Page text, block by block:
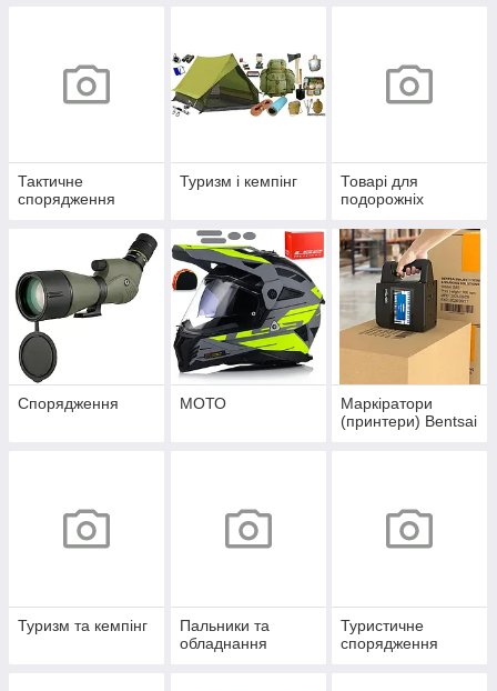
Тактичне
спорядження
Туризм і кемпінг
Товарі для
подорожніх
Спорядження МОТО
Маркіратори
(принтери) Bentsai
Туризм та кемпінг
Пальники та
обладнання
Туристичне
спорядження